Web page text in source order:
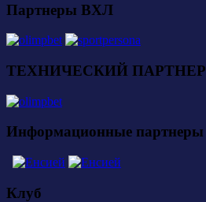
Партнеры ВХЛ
ТЕХНИЧЕСКИЙ ПАРТНЕР
Информационные партнеры
Клуб